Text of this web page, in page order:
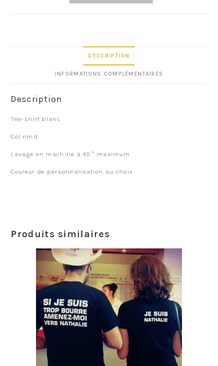
DESCRIPTION
INFORMATIONS COMPLÉMENTAIRES
Description
Tee-shirt blanc
Col rond
Lavage en machine à 40 ° maximum
Couleur de personnalisation au choix
Produits similaires